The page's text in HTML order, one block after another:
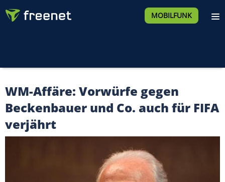
MOBILFUNK
WM-Affäre: Vorwürfe gegen
Beckenbauer und Co. auch für FIFA
verjährt